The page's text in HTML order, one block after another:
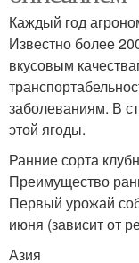
Каждый год
Известно более
вкусовым
заболеваниям. В
этой ягоды.
Ранние сорта
Преимущество
Первый урожай
июня (зависит от
Азия